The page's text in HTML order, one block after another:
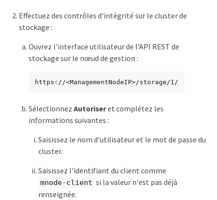
Effectuez des contrôles d'intégrité sur le cluster de
stockage :
Ouvrez l'interface utilisateur de l'API REST de
stockage sur le nœud de gestion :
https://<ManagementNodeIP>/storage/1/
Sélectionnez Autoriseret complétez les
informations suivantes :
Saisissez le nom d'utilisateur et le mot de passe du
cluster.
Saisissez l'identifiant du client comme
mnode-client si la valeur n'est pas déjà
renseignée.